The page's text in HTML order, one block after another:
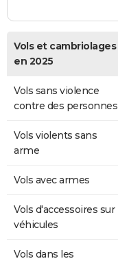
Vols et cambriolages
en 2025
Vols sans violence
contre des personnes
Vols violents sans
arme
Vols avec armes
Vols d'accessoires sur
véhicules
Vols dans les